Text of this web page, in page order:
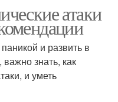
атаки
и развить в
важно знать, как
и уметь